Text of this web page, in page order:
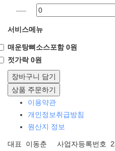
서비스메뉴
매운탕뼈소스포함 0원
젓가락 0원
장바구니 담기
상품 주문하기
이용약관
개인정보취급방침
원산지 정보
대표 이동춘 사업자등록번호